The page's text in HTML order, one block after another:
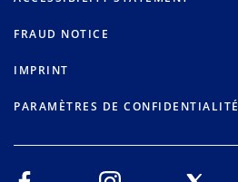
FRAUD NOTICE
IMPRINT
PARAMÈTRES DE CONFIDENTIALITÉ